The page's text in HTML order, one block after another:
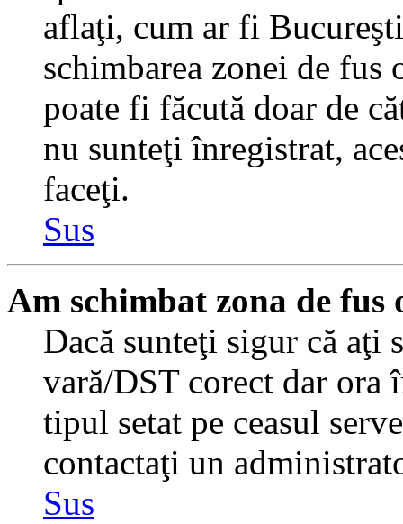
aflaţi, cum ar fi
schimbarea zonei de fus
poate fi făcută doar de
nu sunteţi înregistrat,
faceţi.
Sus
Am schimbat zona de
Dacă sunteţi sigur că aţi
vară/DST corect dar ora
tipul setat pe ceasul
contactaţi un
Sus